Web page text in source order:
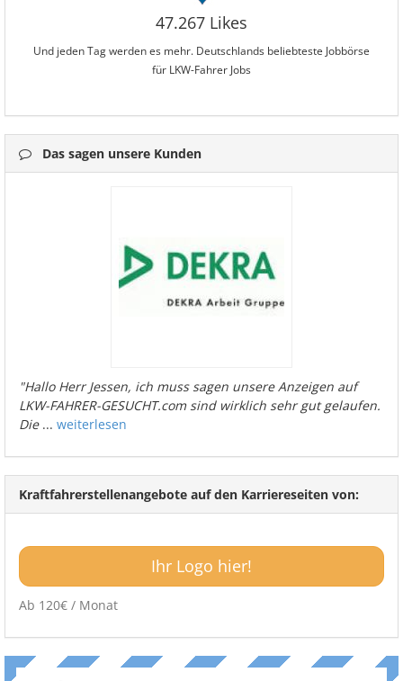
47.267 Likes
Und jeden Tag werden es mehr. Deutschlands beliebteste Jobbörse
für LKW-Fahrer Jobs
Das sagen unsere Kunden
"Hallo Herr Jessen, ich muss sagen unsere Anzeigen auf
LKW-FAHRER-GESUCHT.com sind wirklich sehr gut gelaufen.
Die... weiterlesen
Kraftfahrerstellenangebote auf den Karriereseiten von:
Ihr Logo hier!
Ab 120€ / Monat